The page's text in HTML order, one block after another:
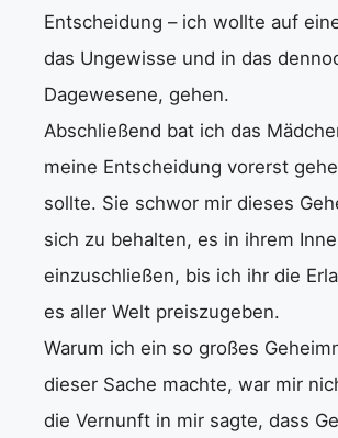
Entscheidung – ich wollte auf
das Ungewisse und in das
Dagewesene, gehen.
Abschließend bat ich das
meine Entscheidung vorerst
sollte. Sie schwor mir dieses
sich zu behalten, es in ihrem
einzuschließen, bis ich ihr die
es aller Welt preiszugeben.
Warum ich ein so großes
dieser Sache machte, war mir
die Vernunft in mir sagte, dass